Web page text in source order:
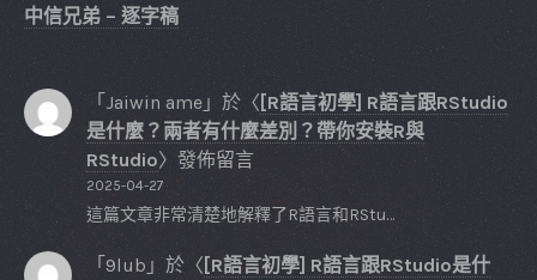
中信兄弟 – 逐字稿
「 Jaiwin ame 」於〈[R語言初學] R語言跟RStudio
是什麼？兩者有什麼差別？帶你安裝R與
RStudio〉發佈留言
2025-04-27
這篇文章非常清楚地解釋了R語言和RStu…
「 9lub 」於〈 [R語言初學] R語言跟RStudio是什